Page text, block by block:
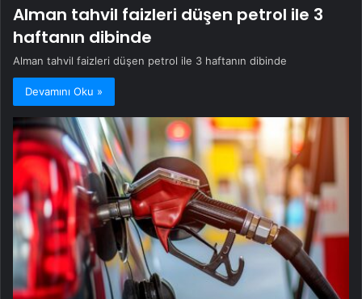
Alman tahvil faizleri düşen petrol ile 3
haftanın dibinde
Alman tahvil faizleri düşen petrol ile 3 haftanın dibinde
Devamını Oku »